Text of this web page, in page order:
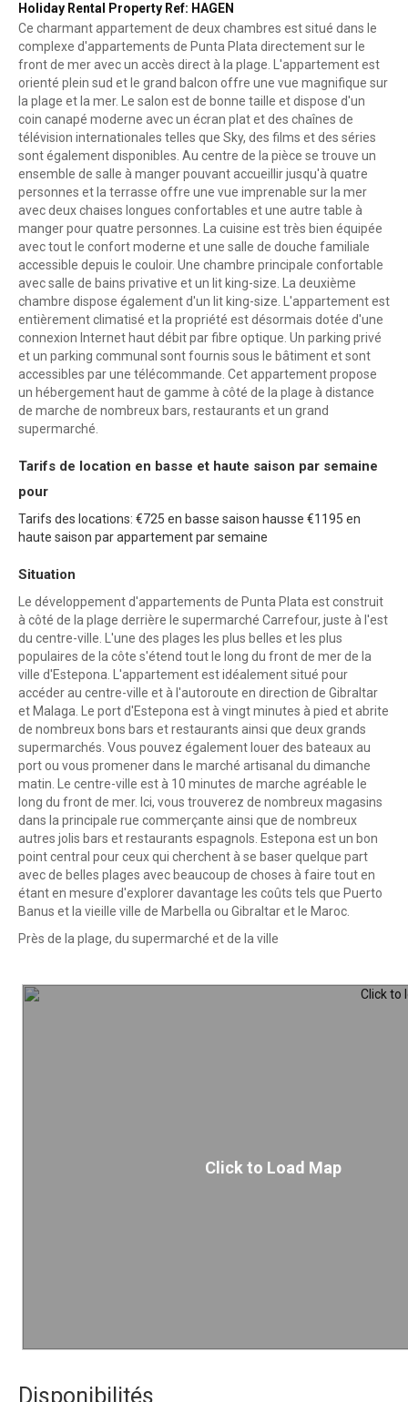
Holiday Rental Property Ref: HAGEN
Ce charmant appartement de deux chambres est situé dans le
complexe d'appartements de Punta Plata directement sur le
front de mer avec un accès direct à la plage. L'appartement est
orienté plein sud et le grand balcon offre une vue magnifique sur
la plage et la mer. Le salon est de bonne taille et dispose d'un
coin canapé moderne avec un écran plat et des chaînes de
télévision internationales telles que Sky, des films et des séries
sont également disponibles. Au centre de la pièce se trouve un
ensemble de salle à manger pouvant accueillir jusqu'à quatre
personnes et la terrasse offre une vue imprenable sur la mer
avec deux chaises longues confortables et une autre table à
manger pour quatre personnes. La cuisine est très bien équipée
avec tout le confort moderne et une salle de douche familiale
accessible depuis le couloir. Une chambre principale confortable
avec salle de bains privative et un lit king-size. La deuxième
chambre dispose également d'un lit king-size. L'appartement est
entièrement climatisé et la propriété est désormais dotée d'une
connexion Internet haut débit par fibre optique. Un parking privé
et un parking communal sont fournis sous le bâtiment et sont
accessibles par une télécommande. Cet appartement propose
un hébergement haut de gamme à côté de la plage à distance
de marche de nombreux bars, restaurants et un grand
supermarché.
Tarifs de location en basse et haute saison par semaine
pour
Tarifs des locations: €725 en basse saison hausse €1195 en
haute saison par appartement par semaine
Situation
Le développement d'appartements de Punta Plata est construit
à côté de la plage derrière le supermarché Carrefour, juste à l'est
du centre-ville. L'une des plages les plus belles et les plus
populaires de la côte s'étend tout le long du front de mer de la
ville d'Estepona. L'appartement est idéalement situé pour
accéder au centre-ville et à l'autoroute en direction de Gibraltar
et Malaga. Le port d'Estepona est à vingt minutes à pied et abrite
de nombreux bons bars et restaurants ainsi que deux grands
supermarchés. Vous pouvez également louer des bateaux au
port ou vous promener dans le marché artisanal du dimanche
matin. Le centre-ville est à 10 minutes de marche agréable le
long du front de mer. Ici, vous trouverez de nombreux magasins
dans la principale rue commerçante ainsi que de nombreux
autres jolis bars et restaurants espagnols. Estepona est un bon
point central pour ceux qui cherchent à se baser quelque part
avec de belles plages avec beaucoup de choses à faire tout en
étant en mesure d'explorer davantage les coûts tels que Puerto
Banus et la vieille ville de Marbella ou Gibraltar et le Maroc.
Près de la plage, du supermarché et de la ville
Click to Load Map
Disponibilités